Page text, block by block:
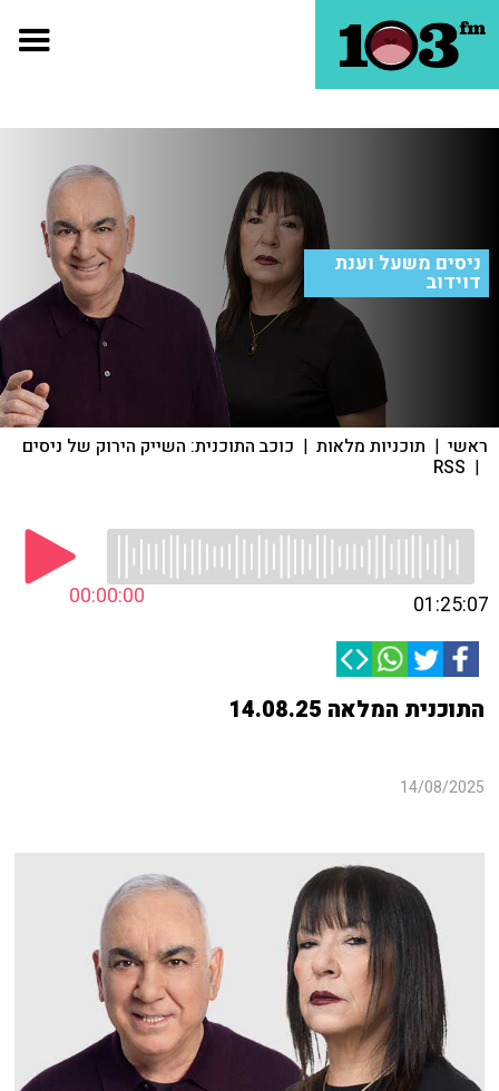
ניסים משעל וענת
דוידוב
ראשי | תוכניות מלאות | כוכב התוכנית: השייק הירוק של ניסים
|
RSS
00:00:00 01:25:07
התוכנית המלאה 14.08.25
14/08/2025